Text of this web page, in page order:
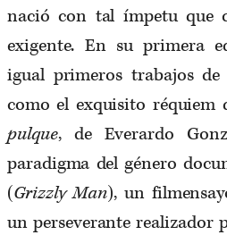
nació con tal ímpetu que
exigente. En su primera
igual primeros trabajos de
como el exquisito réquiem
pulque, de Everardo
paradigma del género
(Grizzly Man), un
un perseverante realizador